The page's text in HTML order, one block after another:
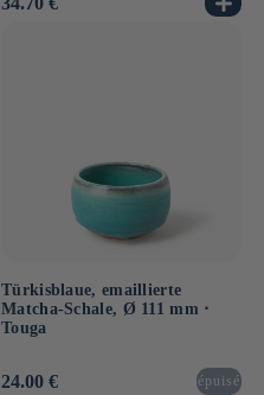
Türkisblaue, emaillierte
Matcha-Schale, Ø 111 mm ⋅
Touga
Normaler
24.00 € épuisé